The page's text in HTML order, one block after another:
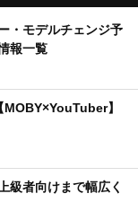
・モデルチェンジ予
報一覧
】
級者向けまで幅広く